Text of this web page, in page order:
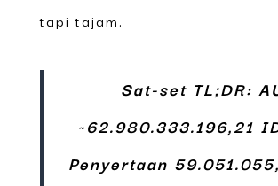
tapi tajam.
Sat-set TL;DR:
~62.980.333.196,21
Penyertaan